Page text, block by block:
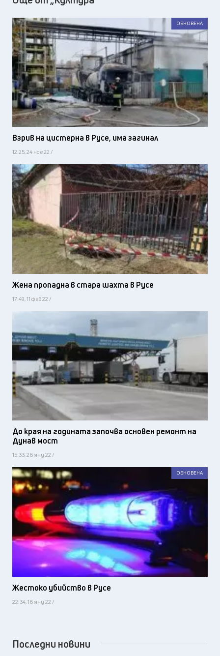
ОБНОВЕНА
Взрив на цистерна в Русе, има загинал
12:25, 24 ное 22 /
Жена пропадна в стара шахта в Русе
17:49, 11 фев 22 /
До края на годината започва основен ремонт на
Дунав мост
15:33, 28 яну 22 /
ОБНОВЕНА
Жестоко убийство в Русе
22:34, 18 яну 22 /
Последни новини